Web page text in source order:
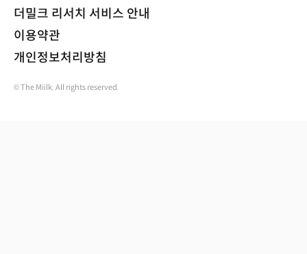
더밀크 리서치 서비스 안내
이용약관
개인정보처리방침
© The Miilk. All rights reserved.